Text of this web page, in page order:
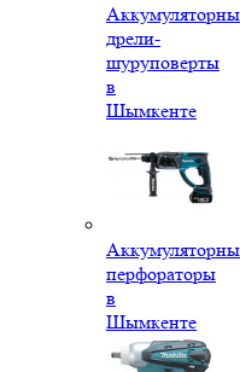
дрели-
шуруповерты
в
Шымкенте
перфораторы
в
Шымкенте